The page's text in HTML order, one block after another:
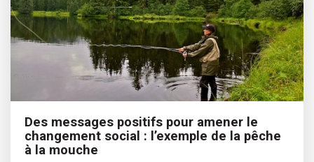
Des messages positifs pour amener le
changement social : l’exemple de la pêche
à la mouche